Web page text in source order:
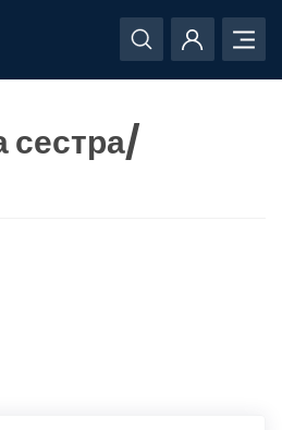
сестра/